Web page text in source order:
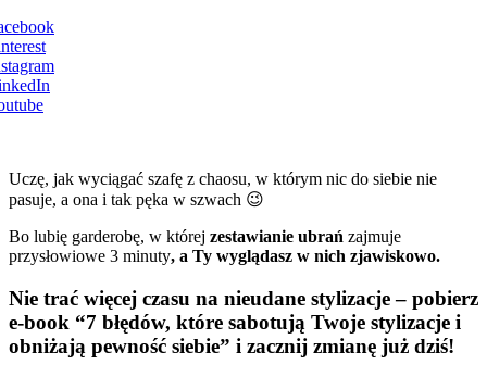
Uczę, jak wyciągać szafę z chaosu, w którym nic do siebie nie
pasuje, a ona i tak pęka w szwach 😉
Bo lubię garderobę, w której zestawianie ubrań zajmuje
przysłowiowe 3 minuty, a Ty wyglądasz w nich zjawiskowo.
Nie trać więcej czasu na nieudane stylizacje – pobierz
e-book “7 błędów, które sabotują Twoje stylizacje i
obniżają pewność siebie” i zacznij zmianę już dziś!